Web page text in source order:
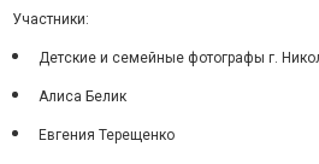
Участники:
Детские и семейные фотографы г.
Алиса Белик
Евгения Терещенко